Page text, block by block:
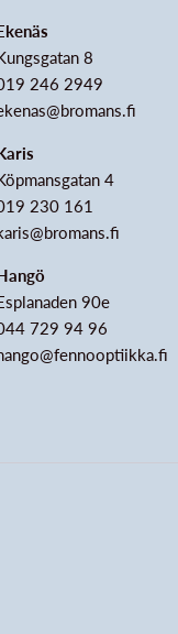
8
246 2949
4
230 161
90e
729 94 96